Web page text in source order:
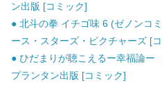
ン出版 [コミック]
● 北斗の拳 イチゴ味 6 (ゼノンコ
ース・スターズ・ピクチャーズ [
● ひだまりが聴こえるー幸福論ー
プランタン出版 [コミック]